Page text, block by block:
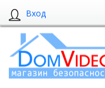
Вход